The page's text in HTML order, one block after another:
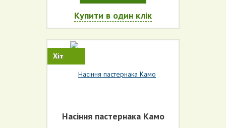
Купити в один клік
Хіт
Насіння пастернака Камо